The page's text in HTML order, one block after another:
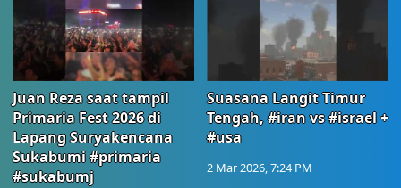
Juan Reza saat tampil
Primaria Fest 2026 di
Lapang Suryakencana
Sukabumi #primaria
#sukabumj
Suasana Langit Timur
Tengah, #iran vs #israel +
#usa
2 Mar 2026, 7:24 PM